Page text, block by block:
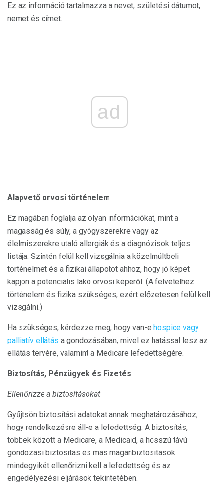
Ez az információ tartalmazza a nevet, születési dátumot,
nemet és címet.
ad
Alapvető orvosi történelem
Ez magában foglalja az olyan információkat, mint a
magasság és súly, a gyógyszerekre vagy az
élelmiszerekre utaló allergiák és a diagnózisok teljes
listája. Szintén felül kell vizsgálnia a közelmúltbeli
történelmet és a fizikai állapotot ahhoz, hogy jó képet
kapjon a potenciális lakó orvosi képéről. (A felvételhez
történelem és fizika szükséges, ezért előzetesen felül kell
vizsgálni.)
Ha szükséges, kérdezze meg, hogy van-e hospice vagy
palliatív ellátás a gondozásában, mivel ez hatással lesz az
ellátás tervére, valamint a Medicare lefedettségére.
Biztosítás, Pénzügyek és Fizetés
Ellenőrizze a biztosításokat
Gyűjtsön biztosítási adatokat annak meghatározásához,
hogy rendelkezésre áll-e a lefedettség. A biztosítás,
többek között a Medicare, a Medicaid, a hosszú távú
gondozási biztosítás és más magánbiztosítások
mindegyikét ellenőrizni kell a lefedettség és az
engedélyezési eljárások tekintetében.